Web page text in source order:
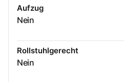
Aufzug
Nein
Rollstuhlgerecht
Nein